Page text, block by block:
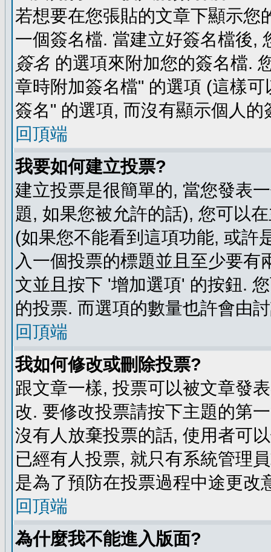
若想要在您張貼的文章下顯示您
一個簽名檔. 當建立好簽名檔後,
簽名 的選項來附加您的簽名檔.
章時附加簽名檔" 的選項 (這樣
簽名" 的選項, 而沒有顯示個人的
回頂端
我要如何建立投票?
建立投票是很簡單的, 當您發表
題, 如果您被允許的話), 您可以
(如果您不能看到這項功能, 或許
入一個投票的標題並且至少要
文並且按下 '增加選項' 的按鈕.
的投票. 而選項的數量也許會由
回頂端
我如何修改或刪除投票?
跟文章一樣, 投票可以被文章發
改. 要修改投票請按下主題的第
沒有人放棄投票的話, 使用者可
已經有人投票, 就只有系統管理
是為了預防在投票過程中途更改
回頂端
為什麼我不能進入版面?